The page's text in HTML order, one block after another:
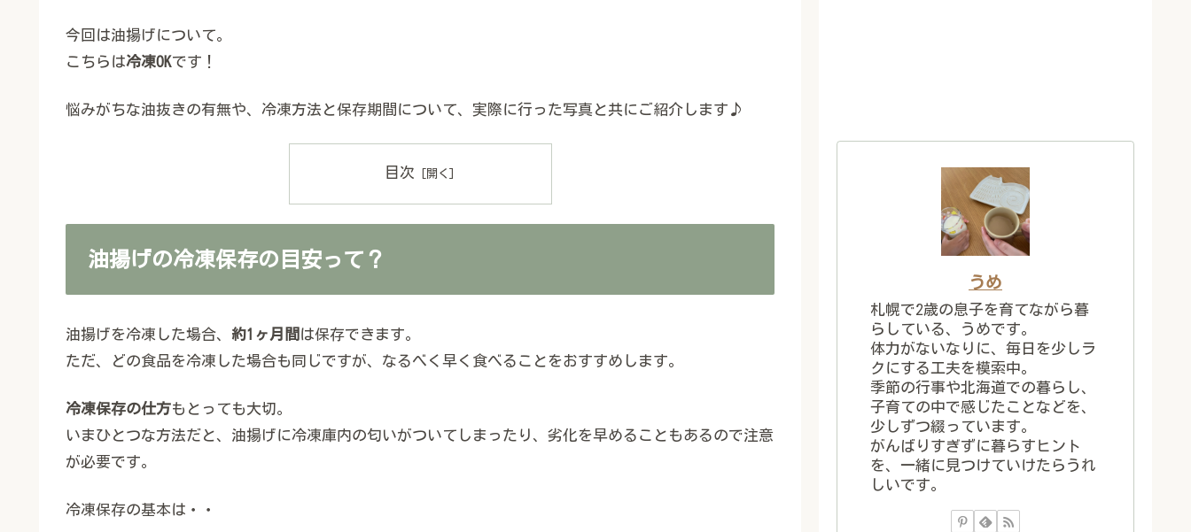
今回は油揚げについて。
こちらは冷凍OKです！
悩みがちな油抜きの有無や、冷凍方法と保存期間について、実際に行った写真と共にご紹介します♪
目次
油揚げの冷凍保存の目安って？
油揚げを冷凍した場合、 約1ヶ月間 は保存できます。
ただ、どの食品を冷凍した場合も同じですが、なるべく早く食べることをおすすめします。
冷凍保存の仕方もとっても大切。
いまひとつな方法だと、油揚げに冷凍庫内の匂いがついてしまったり、劣化を早めることもあるので注意
が必要です。
冷凍保存の基本は・・
うめ
札幌で2歳の息子を育てながら暮
らしている、うめです。
体力がないなりに、毎日を少しラ
クにする工夫を模索中。
季節の行事や北海道での暮らし、
子育ての中で感じたことなどを、
少しずつ綴っています。
がんばりすぎずに暮らすヒント
を、一緒に見つけていけたらうれ
しいです。